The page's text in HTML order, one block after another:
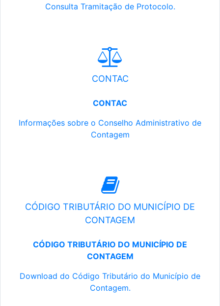
Consulta Tramitação de Protocolo.
CONTAC
CONTAC
Informações sobre o Conselho Administrativo de
Contagem
CÓDIGO TRIBUTÁRIO DO MUNICÍPIO DE
CONTAGEM
CÓDIGO TRIBUTÁRIO DO MUNICÍPIO DE
CONTAGEM
Download do Código Tributário do Município de
Contagem.